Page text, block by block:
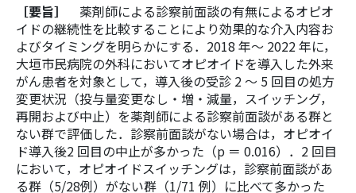
［要旨］
薬剤師による診察前面談の有無によるオピオ
イドの継続性を比較することにより効果的な介入内容お
よびタイミングを明らかにする．2018 年～ 2022 年に，
大垣市民病院の外科においてオピオイドを導入した外来
がん患者を対象として，導入後の受診 2 ～ 5 回目の処方
変更状況（投与量変更なし・増・減量，スイッチング，
再開および中止）を薬剤師による診察前面談がある群と
ない群で評価した．診察前面談がない場合は，オピオイ
ド導入後2 回目の中止が多かった（p ＝ 0.016）．2 回目
において，オピオイドスイッチングは，診察前面談があ
る群（5/28例）がない群（1/71 例）に比べて多かった